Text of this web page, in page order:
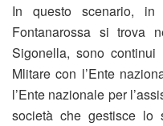
In questo scenario, in
Fontanarossa si trova
Sigonella, sono continui
Mlitare con l’Ente
l’Ente nazionale per
società che gestisce lo